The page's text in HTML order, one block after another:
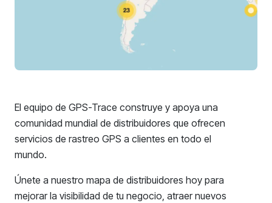
El equipo de GPS-Trace construye y apoya una
comunidad mundial de distribuidores que ofrecen
servicios de rastreo GPS a clientes en todo el
mundo.
Únete a nuestro mapa de distribuidores hoy para
mejorar la visibilidad de tu negocio, atraer nuevos